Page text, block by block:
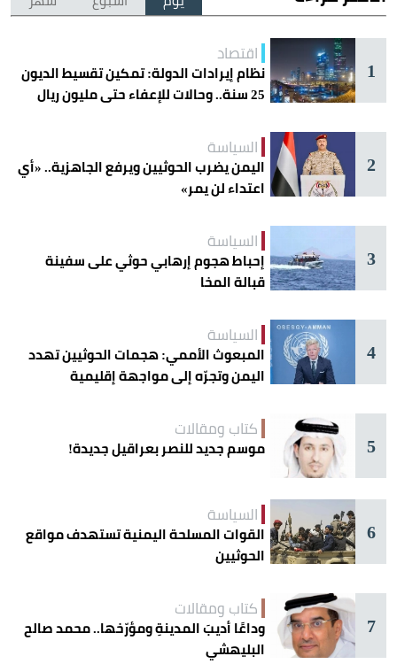
1
اقتصاد
نظام إيرادات الدولة: تمكين تقسيط الديون
25 سنة.. وحالات للإعفاء حتى مليون ريال
2
السياسة
اليمن يضرب الحوثيين ويرفع الجاهزية.. «أي
اعتداء لن يمر»
3
السياسة
إحباط هجوم إرهابي حوثي على سفينة
قبالة المخا
4
السياسة
المبعوث الأممي: هجمات الحوثيين تهدد
اليمن وتجرّه إلى مواجهة إقليمية
5
كتاب ومقالات
موسم جديد للنصر بعراقيل جديدة!
6
السياسة
القوات المسلحة اليمنية تستهدف مواقع
الحوثيين
7
كتاب ومقالات
وداعًا أديبَ المدينةِ ومؤرّخها.. محمد صالح
البليهشي